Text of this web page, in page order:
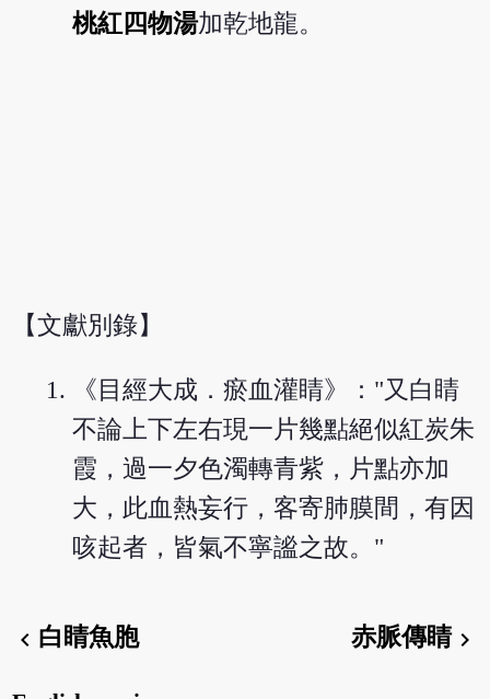
桃紅四物湯加乾地龍。
【文獻別錄】
《目經大成．瘀血灌睛》："又白睛
不論上下左右現一片幾點絕似紅炭朱
霞，過一夕色濁轉青紫，片點亦加
大，此血熱妄行，客寄肺膜間，有因
咳起者，皆氣不寧謐之故。"
chevron_left 白睛魚胞 赤脈傳睛chevron_right